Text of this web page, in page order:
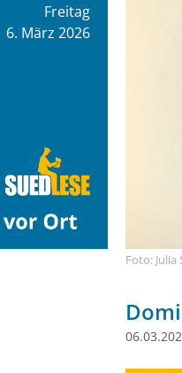
Freitag
6. März 2026
Foto: